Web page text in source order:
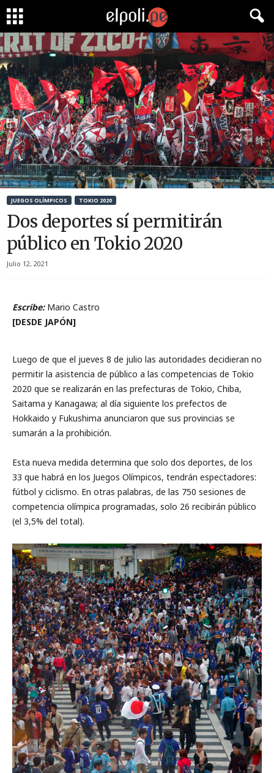
JUEGOS OLÍMPICOS TOKIO 2020
Dos deportes sí permitirán
público en Tokio 2020
Julio 12, 2021
Escribe: Mario Castro
[DESDE JAPÓN]
Luego de que el jueves 8 de julio las autoridades decidieran no
permitir la asistencia de público a las competencias de Tokio
2020 que se realizarán en las prefecturas de Tokio, Chiba,
Saitama y Kanagawa; al día siguiente los prefectos de
Hokkaido y Fukushima anunciaron que sus provincias se
sumarán a la prohibición.
Esta nueva medida determina que solo dos deportes, de los
33 que habrá en los Juegos Olímpicos, tendrán espectadores:
fútbol y ciclismo. En otras palabras, de las 750 sesiones de
competencia olímpica programadas, solo 26 recibirán público
(el 3,5% del total).